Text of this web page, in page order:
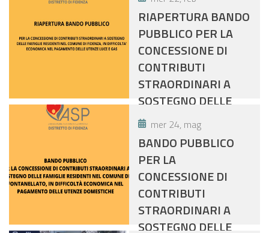
NEL COMUNE DI
POLESINE ZIBELLO,
IN DIFFICOLTA'
ECONOMICA NEL
PAGAMENTO DEI
CANONI DI
LOCAZIONE E DELLE
UTENZE
DOMESTICHE
RIAPERTURA BANDO
PUBBLICO PER LA
CONCESSIONE DI
CONTRIBUTI
STRAORDINARI A
SOSTEGNO DELLE
FAMIGLIE RESIDENTI
NEL COMUNE DI
FIDENZA, IN
DIFFICOLTA'
ECONOMICA NEL
PAGAMENTO DELLE
UTENZE LUCE E GAS
mer 24, mag
BANDO PUBBLICO
PER LA
CONCESSIONE DI
CONTRIBUTI
STRAORDINARI A
SOSTEGNO DELLE